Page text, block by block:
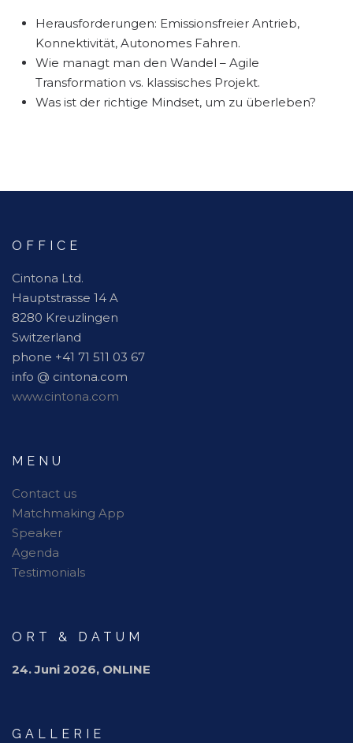
Herausforderungen: Emissionsfreier Antrieb,
Konnektivität, Autonomes Fahren.
Wie managt man den Wandel – Agile
Transformation vs. klassisches Projekt.
Was ist der richtige Mindset, um zu überleben?
OFFICE
Cintona Ltd.
Hauptstrasse 14 A
8280 Kreuzlingen
Switzerland
phone +41 71 511 03 67
info @ cintona.com
www.cintona.com
MENU
Contact us
Matchmaking App
Speaker
Agenda
Testimonials
ORT & DATUM
24. Juni 2026, ONLINE
GALLERIE